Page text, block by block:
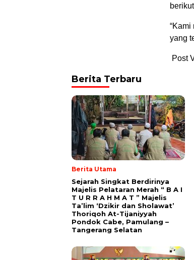
yang
Post
Berita Terbaru
Berita Utama
Sejarah Singkat Berdirinya
Majelis Pelataran Merah “ B A I
T U R R A H M A T ” Majelis
Ta’lim ‘Dzikir dan Sholawat’
Thoriqoh At-Tijaniyyah
Pondok Cabe, Pamulang –
Tangerang Selatan